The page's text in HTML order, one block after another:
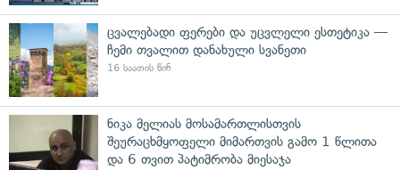
ცვალებადი ფერები და უცვლელი ესთეტიკა —
ჩემი თვალით დანახული სვანეთი
16 საათის წინ
ნიკა მელიას მოსამართლისთვის
შეურაცხმყოფელი მიმართვის გამო 1 წლითა
და 6 თვით პატიმრობა მიესაჯა